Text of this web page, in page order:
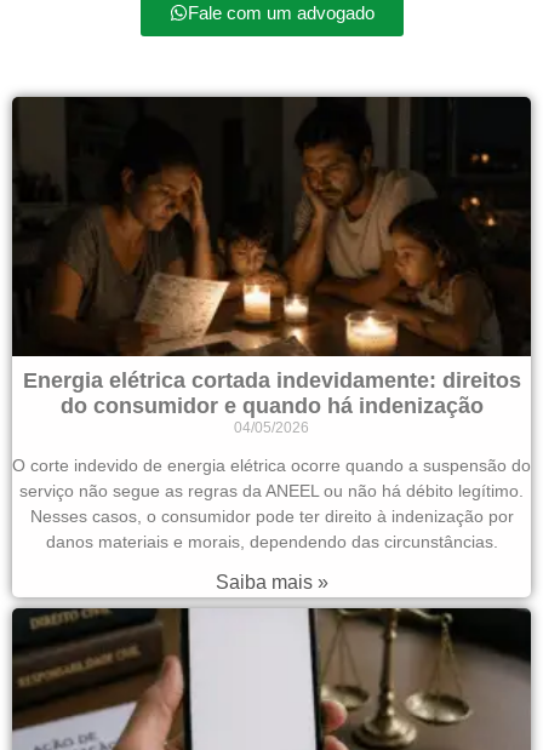
Fale com um advogado
Energia elétrica cortada indevidamente: direitos
do consumidor e quando há indenização
04/05/2026
O corte indevido de energia elétrica ocorre quando a suspensão do
serviço não segue as regras da ANEEL ou não há débito legítimo.
Nesses casos, o consumidor pode ter direito à indenização por
danos materiais e morais, dependendo das circunstâncias.
Saiba mais »